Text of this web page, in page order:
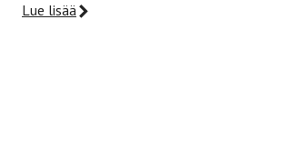
Lue lisää